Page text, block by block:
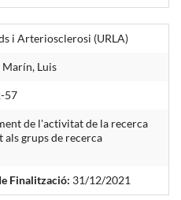
i Arteriosclerosi (URLA)
Marín, Luis
57
de l'activitat de la recerca
grups de recerca
Finalització: 31/12/2021